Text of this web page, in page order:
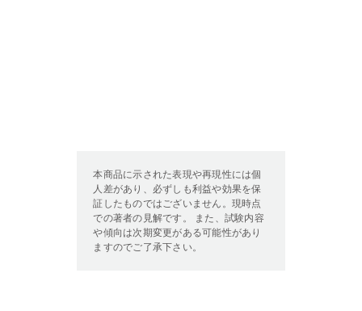
本商品に示された表現や再現性には個
人差があり、必ずしも利益や効果を保
証したものではございません。現時点
での著者の見解です。 また、試験内容
や傾向は次期変更がある可能性があり
ますのでご了承下さい。